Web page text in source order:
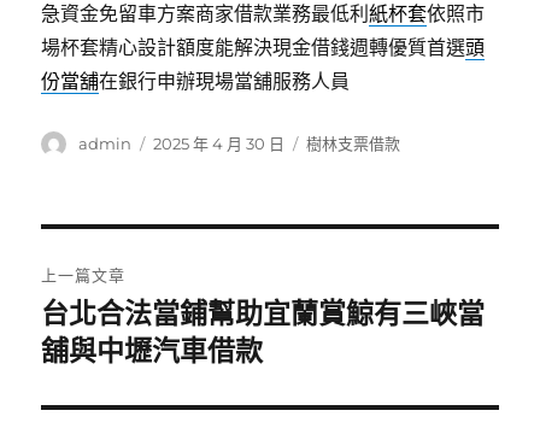
急資金免留車方案商家借款業務最低利紙杯套依照市
場杯套精心設計額度能解決現金借錢週轉優質首選頭
份當舖在銀行申辦現場當舖服務人員
作
admin
發
2025 年 4 月 30 日
分
樹林支票借款
章
導
覽
上一篇文章
上
一
文
台北合法當鋪幫助宜蘭賞鯨有三峽當
舖與中壢汽車借款